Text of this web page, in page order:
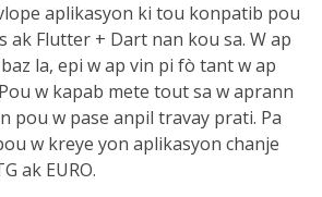
aplikasyon ki tou konpatib pou
ak Flutter + Dart nan kou sa. W ap
la, epi w ap vin pi fò tant w ap
w kapab mete tout sa w aprann
pou w pase anpil travay prati. Pa
w kreye yon aplikasyon chanje
ak EURO.